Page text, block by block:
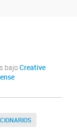
bajo Creative